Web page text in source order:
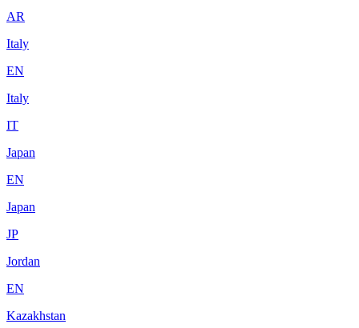
AR
Italy
EN
Italy
IT
Japan
EN
Japan
JP
Jordan
EN
Kazakhstan